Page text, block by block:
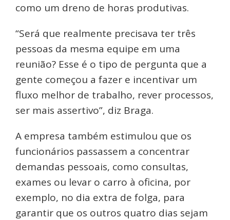
como um dreno de horas produtivas.
“Será que realmente precisava ter três
pessoas da mesma equipe em uma
reunião? Esse é o tipo de pergunta que a
gente começou a fazer e incentivar um
fluxo melhor de trabalho, rever processos,
ser mais assertivo”, diz Braga.
A empresa também estimulou que os
funcionários passassem a concentrar
demandas pessoais, como consultas,
exames ou levar o carro à oficina, por
exemplo, no dia extra de folga, para
garantir que os outros quatro dias sejam